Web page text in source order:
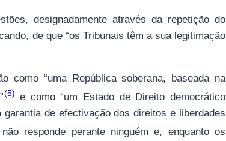
designadamente através da repetição do
de que “os Tribunais têm a sua legitimação
como “uma República soberana, baseada na
(5)e como “um Estado de Direito democrático
de efectivação dos direitos e liberdades
responde perante ninguém e, enquanto os